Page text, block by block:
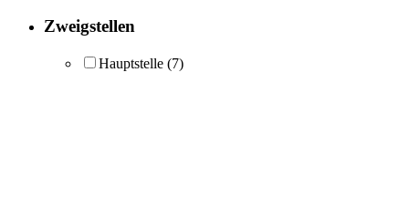
Zweigstellen
Hauptstelle (7)